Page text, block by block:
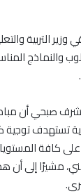
التربية
والنماذج
صبحي أن
تستهدف توجية
كافة
مشيرًا إلى أن